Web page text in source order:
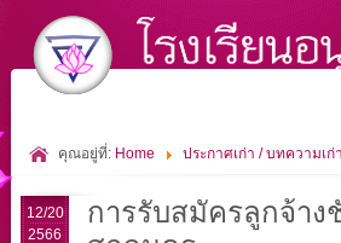
คุณอยู่ที่: Home ประกาศเก่า / บทความเก่า
12/20
2566
การรับสมัครลูกจ้าง